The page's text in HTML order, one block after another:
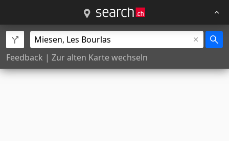
Feedback | Zur alten Karte wechseln